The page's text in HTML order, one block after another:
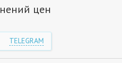
цен
TELEGRAM